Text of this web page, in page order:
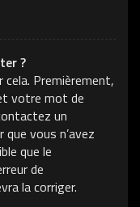
?
cela. Premièrement,
votre mot de
un
vous n’avez
que le
de
la corriger.